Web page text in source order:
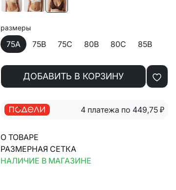
размеры
75A 75B 75C 80B 80C 85B
ДОБАВИТЬ В КОРЗИНУ
4 платежа по 449,75 ₽
О ТОВАРЕ
РАЗМЕРНАЯ СЕТКА
НАЛИЧИЕ В МАГАЗИНЕ